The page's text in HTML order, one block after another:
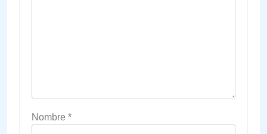
Nombre *